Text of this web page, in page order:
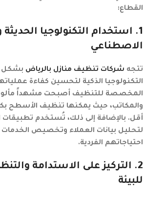
القطاع:
1. استخدام التكنولوجيا الحديثة
الاصطناعي
تتجه شركات تنظيف منازل بالرياض بشكل
التكنولوجيا الذكية لتحسين كفاءة
المخصصة للتنظيف أصبحت مشهداً
والمكاتب، حيث يمكنها تنظيف الأسطح
أقل. بالإضافة إلى ذلك، تُستخدم تطبيقات
لتحليل بيانات العملاء وتخصيص
احتياجاتهم الفردية.
2. التركيز على الاستدامة
للبيئة